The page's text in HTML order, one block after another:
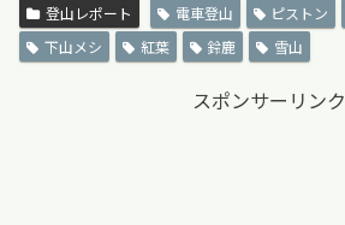
登山レポート 電車登山 ピストン
下山メシ
紅葉 鈴鹿 雪山
スポンサーリンク